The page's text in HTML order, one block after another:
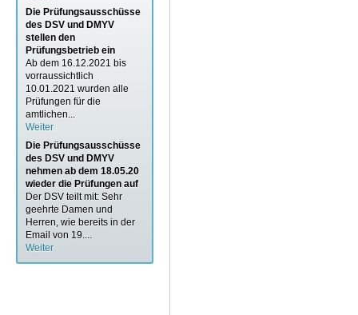
Die Prüfungsausschüsse
des DSV und DMYV
stellen den
Prüfungsbetrieb ein
Ab dem 16.12.2021 bis
vorraussichtlich
10.01.2021 wurden alle
Prüfungen für die
amtlichen...
Weiter
Die Prüfungsausschüsse
des DSV und DMYV
nehmen ab dem 18.05.20
wieder die Prüfungen auf
Der DSV teilt mit: Sehr
geehrte Damen und
Herren, wie bereits in der
Email von 19....
Weiter